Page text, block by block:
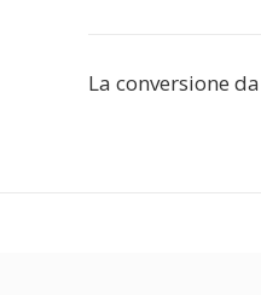
La conversione